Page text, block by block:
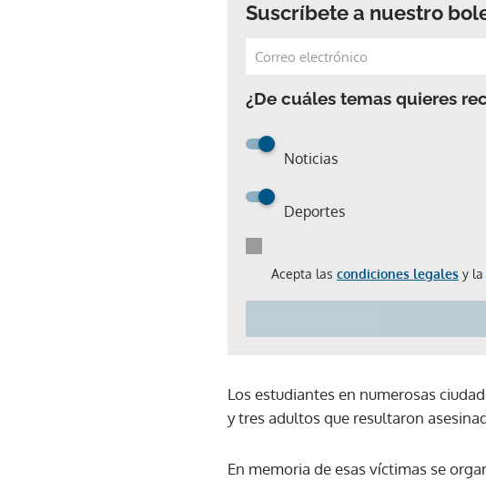
Suscríbete a nuestro
¿De cuáles temas quieres
Noticias
Deportes
Acepta las condiciones legales y la
Los estudiantes en numerosas
y tres adultos que resultaron
En memoria de esas víctimas se